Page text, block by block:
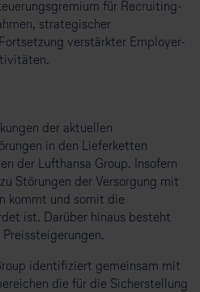
für Recruiting-
strategischer
verstärkter Employer-
der aktuellen
in den Lieferketten
der Lufthansa Group. Insofern
Störungen der Versorgung mit
kommt und somit die
ist. Darüber hinaus besteht
identifiziert gemeinsam mit
die für die Sicherstellung